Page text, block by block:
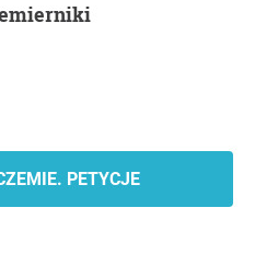
PETYCJE